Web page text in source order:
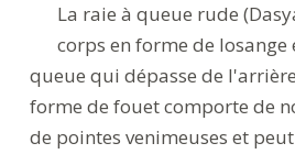
La raie à queue rude
corps en forme de losange
queue qui dépasse de
forme de fouet comporte de
de pointes venimeuses et